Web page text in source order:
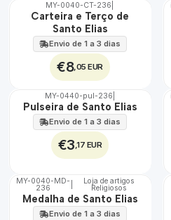
🇵🇹
MY-0040-CT-236
Carteira e Terço de
Santo Elias
Envio de 1 a 3 dias
€8,05 EUR
🇵🇹
100%
MY-0440-pul-236
Pulseira de Santo Elias
Envio de 1 a 3 dias
€3 ,17 EUR
🇵🇹
100%
MY-0040-MD-
236
Loja de artigos
Religiosos
Medalha de Santo Elias
Envio de 1 a 3 dias